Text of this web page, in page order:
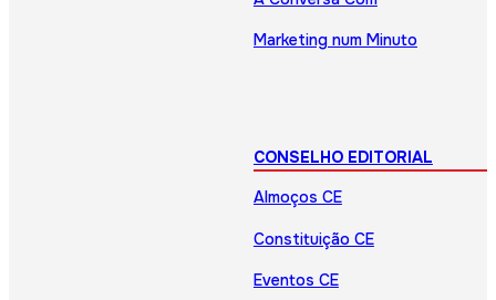
Marketing num Minuto
CONSELHO EDITORIAL
Almoços CE
Constituição CE
Eventos CE